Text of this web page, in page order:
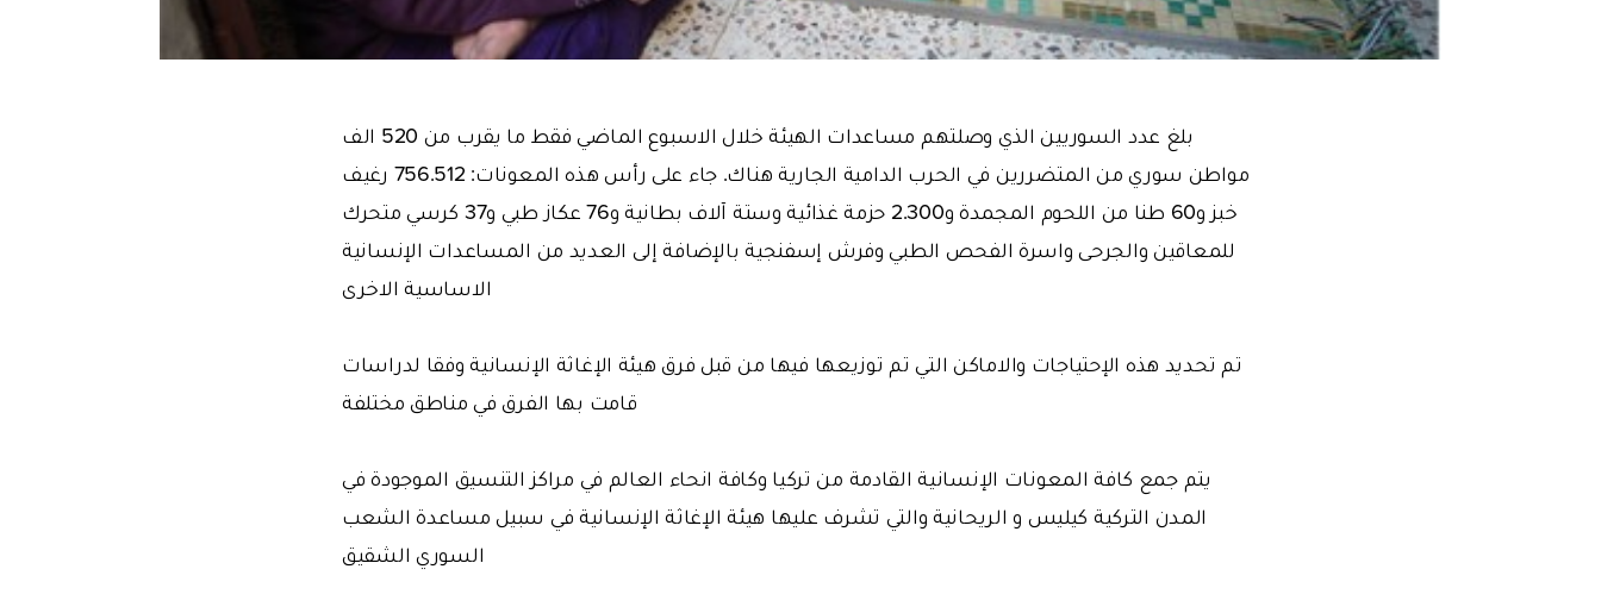
بلغ عدد السوريين الذي وصلتهم مساعدات الهيئة خلال الاسبوع الماضي فقط ما يقرب من 520 الف
مواطن سوري من المتضررين في الحرب الدامية الجارية هناك. جاء على رأس هذه المعونات: 756.512 رغيف
خبز و60 طنا من اللحوم المجمدة و2.300 حزمة غذائية وستة آلاف بطانية و76 عكاز طبي و37 كرسي متحرك
للمعاقين والجرحى واسرة الفحص الطبي وفرش إسفنجية بالإضافة إلى العديد من المساعدات الإنسانية
الاساسية الاخرى
تم تحديد هذه الإحتياجات والاماكن التي تم توزيعها فيها من قبل فرق هيئة الإغاثة الإنسانية وفقا لدراسات
قامت بها الفرق في مناطق مختلفة
يتم جمع كافة المعونات الإنسانية القادمة من تركيا وكافة انحاء العالم في مراكز التنسيق الموجودة في
المدن التركية كيليس و الريحانية والتي تشرف عليها هيئة الإغاثة الإنسانية في سبيل مساعدة الشعب
السوري الشقيق